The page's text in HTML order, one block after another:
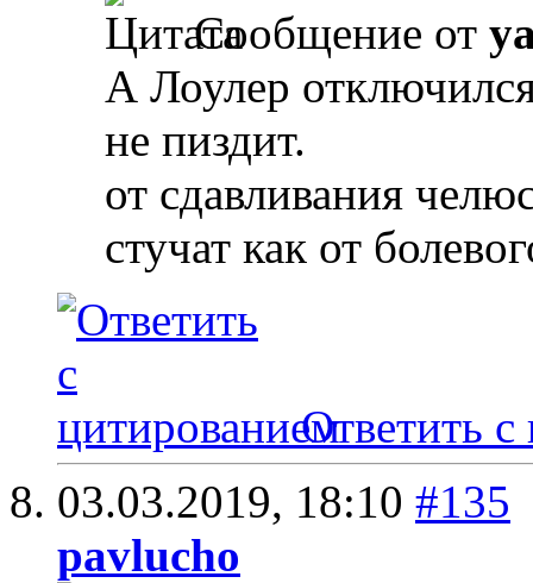
Сообщение от
А Лоулер
не пиздит.
от сдавливания
стучат как от
Ответить с
03.03.2019, 18:10 #135
pavlucho